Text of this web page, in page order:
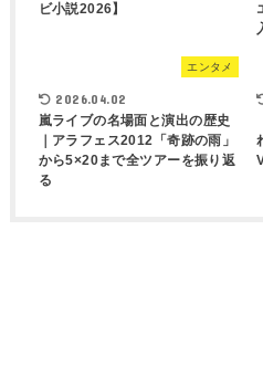
ビ小説2026】
エンタメ
2026.04.02
嵐ライブの名場面と演出の歴史
｜アラフェス2012「奇跡の雨」
から5×20まで全ツアーを振り返
る